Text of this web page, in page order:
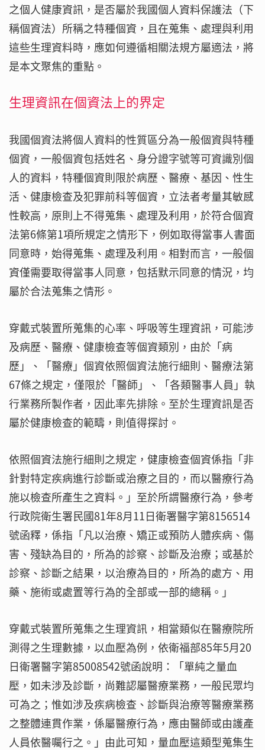
之個人健康資訊，是否屬於我國個人資料保護法（下
稱個資法）所稱之特種個資，且在蒐集、處理與利用
這些生理資料時，應如何遵循相關法規方屬適法，將
是本文聚焦的重點。
生理資訊在個資法上的界定
我國個資法將個人資料的性質區分為一般個資與特種
個資，一般個資包括姓名、身分證字號等可資識別個
人的資料，特種個資則限於病歷、醫療、基因、性生
活、健康檢查及犯罪前科等個資，立法者考量其敏感
性較高，原則上不得蒐集、處理及利用，於符合個資
法第6條第1項所規定之情形下，例如取得當事人書面
同意時，始得蒐集、處理及利用。相對而言，一般個
資僅需要取得當事人同意，包括默示同意的情況，均
屬於合法蒐集之情形。
穿戴式裝置所蒐集的心率、呼吸等生理資訊，可能涉
及病歷、醫療、健康檢查等個資類別，由於「病
歷」、「醫療」個資依照個資法施行細則、醫療法第
67條之規定，僅限於「醫師」、「各類醫事人員」執
行業務所製作者，因此率先排除。至於生理資訊是否
屬於健康檢查的範疇，則值得探討。
依照個資法施行細則之規定，健康檢查個資係指「非
針對特定疾病進行診斷或治療之目的，而以醫療行為
施以檢查所產生之資料。」至於所謂醫療行為，參考
行政院衛生署民國81年8月11日衛署醫字第8156514
號函釋，係指「凡以治療、矯正或預防人體疾病、傷
害、殘缺為目的，所為的診察、診斷及治療；或基於
診察、診斷之結果，以治療為目的，所為的處方、用
藥、施術或處置等行為的全部或一部的總稱。」
穿戴式裝置所蒐集之生理資訊，相當類似在醫療院所
測得之生理數據，以血壓為例，依衛福部85年5月20
日衛署醫字第85008542號函說明：「單純之量血
壓，如未涉及診斷，尚難認屬醫療業務，一般民眾均
可為之；惟如涉及疾病檢查、診斷與治療等醫療業務
之整體連貫作業，係屬醫療行為，應由醫師或由護產
人員依醫囑行之。」由此可知，量血壓這類型蒐集生